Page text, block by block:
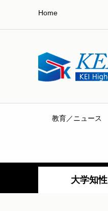
Home
教育／ニュース
大学知性